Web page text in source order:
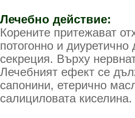
Лечебно действие:
Корените притежават
потогонно и
секреция. Върху
Лечебният ефект се
сапонини, етерично
салициловата киселина.